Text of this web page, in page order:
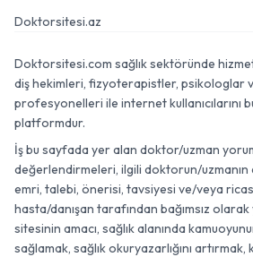
Doktorsitesi.az
Doktorsitesi.com sağlık sektöründe
diş hekimleri, fizyoterapistler, psikologlar
profesyonelleri ile internet kullanıcılarını
platformdur.
İş bu sayfada yer alan doktor/uzman
değerlendirmeleri, ilgili doktorun/uzmanın
emri, talebi, önerisi, tavsiyesi ve/veya
hasta/danışan tarafından bağımsız olarak
sitesinin amacı, sağlık alanında
sağlamak, sağlık okuryazarlığını artırmak,